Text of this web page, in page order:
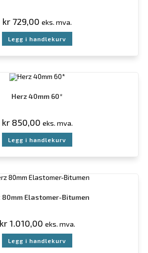
kr 729,00 eks. mva.
Legg i handlekurv
Herz 40mm 60*
kr850,00 eks. mva.
Legg i handlekurv
80mm Elastomer-Bitumen
kr1.010,00 eks. mva.
Legg i handlekurv